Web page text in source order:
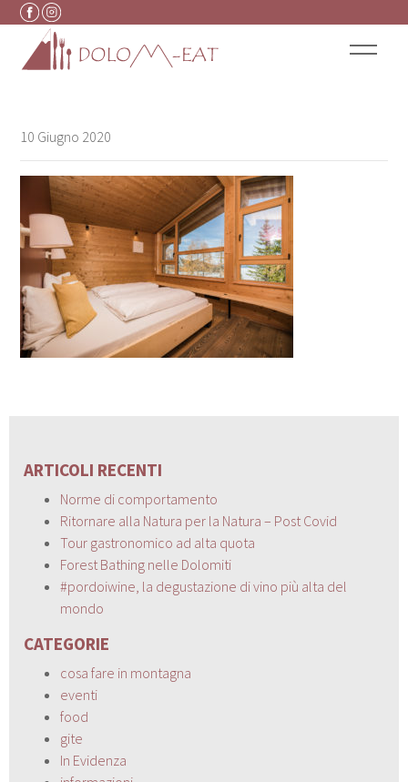
Vai al contenuto
10 Giugno 2020
ARTICOLI RECENTI
Norme di comportamento
Ritornare alla Natura per la Natura – Post Covid
Tour gastronomico ad alta quota
Forest Bathing nelle Dolomiti
#pordoiwine, la degustazione di vino più alta del
mondo
CATEGORIE
cosa fare in montagna
eventi
food
gite
In Evidenza